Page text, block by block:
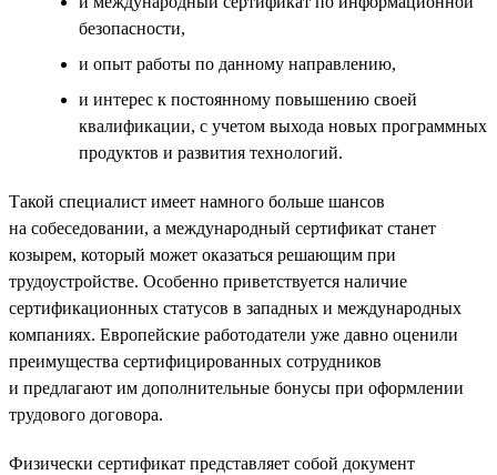
безопасности,
и опыт работы по данному направлению,
и интерес к постоянному повышению своей
квалификации, с учетом выхода новых программных
продуктов и развития технологий.
Такой специалист имеет намного больше шансов
на собеседовании, а международный сертификат станет
козырем, который может оказаться решающим при
трудоустройстве. Особенно приветствуется наличие
сертификационных статусов в западных и международных
компаниях. Европейские работодатели уже давно оценили
преимущества сертифицированных сотрудников
и предлагают им дополнительные бонусы при оформлении
трудового договора.
Физически сертификат представляет собой документ